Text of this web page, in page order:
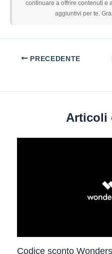
continuare a offrire contenuti e
aggiuntivi per te.
PRECEDENTE
Articoli
Codice sconto